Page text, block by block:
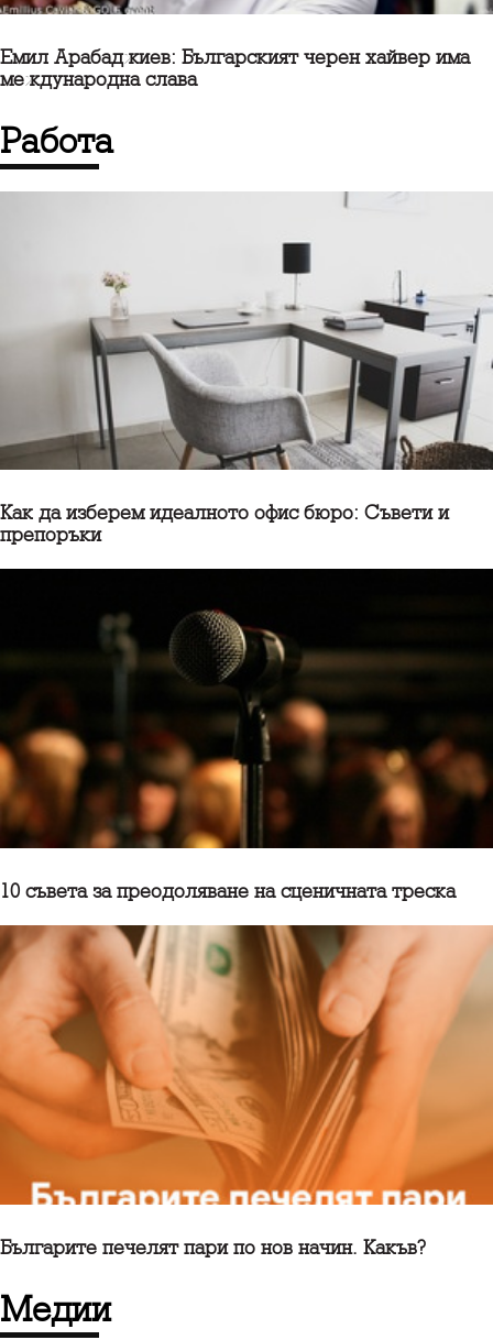
Емил Арабаджиев: Българският черен хайвер има
международна слава
работа
Как да изберем идеалното офис бюро: Съвети и
препоръки
10 съветa за преодоляване на сценичната треска
Българите печелят пари по нов начин. Какъв?
медии